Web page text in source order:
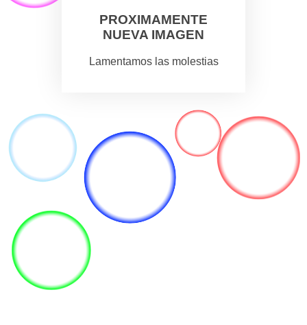
PROXIMAMENTE
NUEVA IMAGEN
Lamentamos las molestias